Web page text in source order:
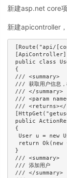
新建asp.net core
新建apicontroller
[Route("api/
[ApiController]
public class
{
/// <summary>
/// 获取用户信息，
/// </summary>
/// <param
/// <returns></
public
{
User u = new
return Ok(new
}
/// <summary>
/// 添加用户
/// </summary>